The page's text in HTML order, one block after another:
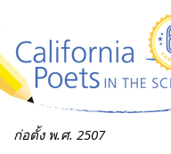
ก่อตั้ง พ.ศ. 2507